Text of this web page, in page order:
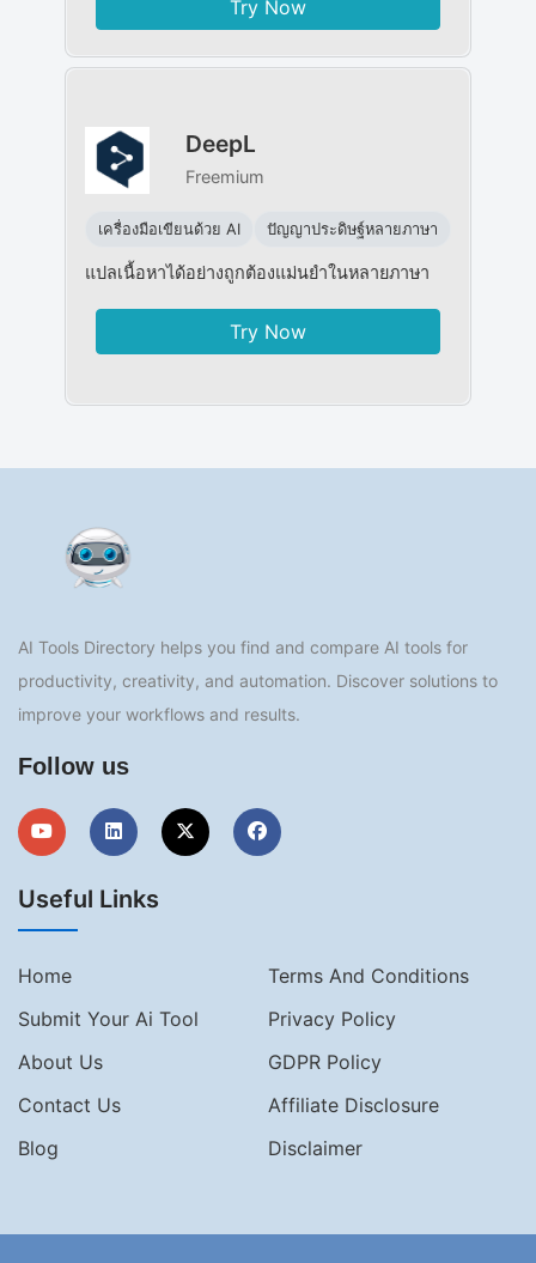
Try Now
DeepL
Freemium
เครื่องมือเขียนด้วย AI ปัญญาประดิษฐ์หลายภาษา
แปลเนื้อหาได้อย่างถูกต้องแม่นยำในหลายภาษา
Try Now
AI Tools Directory helps you find and compare AI tools for
productivity, creativity, and automation. Discover solutions to
improve your workflows and results.
Follow us
Useful Links
Home
Terms And Conditions
Submit Your Ai Tool
Privacy Policy
About Us
GDPR Policy
Contact Us
Affiliate Disclosure
Blog
Disclaimer